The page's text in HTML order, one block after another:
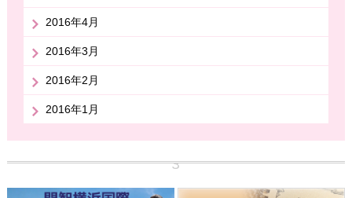
2016年4月
2016年3月
2016年2月
2016年1月